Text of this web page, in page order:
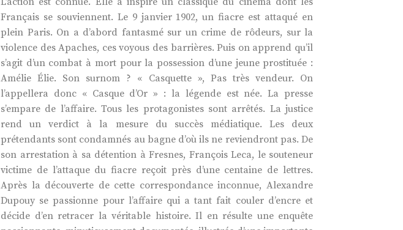
Français se souviennent. Le 9 janvier 1902, un fiacre est attaqué en
plein Paris. On a d’abord fantasmé sur un crime de rôdeurs, sur la
violence des Apaches, ces voyous des barrières. Puis on apprend qu’il
s’agit d’un combat à mort pour la possession d’une jeune prostituée :
Amélie Élie. Son surnom ? « Casquette », Pas très vendeur. On
l’appellera donc « Casque d’Or » : la légende est née. La presse
s’empare de l’affaire. Tous les protagonistes sont arrêtés. La justice
rend un verdict à la mesure du succès médiatique. Les deux
prétendants sont condamnés au bagne d’où ils ne reviendront pas. De
son arrestation à sa détention à Fresnes, François Leca, le souteneur
victime de l’attaque du fiacre reçoit près d’une centaine de lettres.
Après la découverte de cette correspondance inconnue, Alexandre
Dupouy se passionne pour l’affaire qui a tant fait couler d’encre et
décide d’en retracer la véritable histoire. Il en résulte une enquête